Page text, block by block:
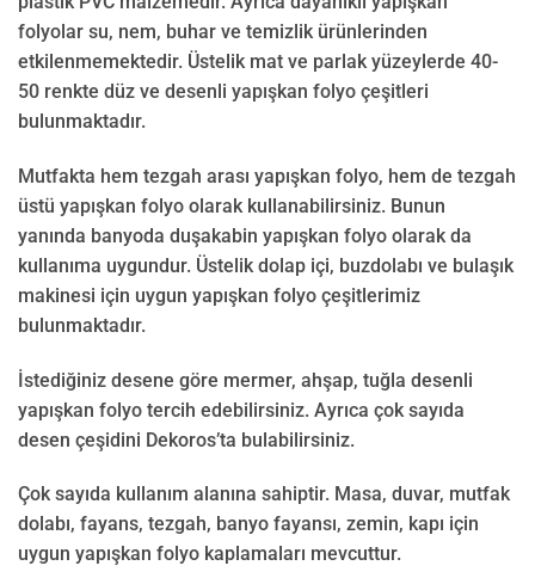
folyolar su, nem, buhar ve temizlik ürünlerinden
etkilenmemektedir. Üstelik mat ve parlak yüzeylerde 40-
50 renkte düz ve desenli yapışkan folyo çeşitleri
bulunmaktadır.
Mutfakta hem tezgah arası yapışkan folyo, hem de tezgah
üstü yapışkan folyo olarak kullanabilirsiniz. Bunun
yanında banyoda duşakabin yapışkan folyo olarak da
kullanıma uygundur. Üstelik dolap içi, buzdolabı ve bulaşık
makinesi için uygun yapışkan folyo çeşitlerimiz
bulunmaktadır.
İstediğiniz desene göre mermer, ahşap, tuğla desenli
yapışkan folyo tercih edebilirsiniz. Ayrıca çok sayıda
desen çeşidini Dekoros’ta bulabilirsiniz.
Çok sayıda kullanım alanına sahiptir. Masa, duvar, mutfak
dolabı, fayans, tezgah, banyo fayansı, zemin, kapı için
uygun yapışkan folyo kaplamaları mevcuttur.